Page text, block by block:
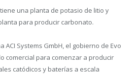
una planta de potasio de litio y
para producir carbonato.
ACI Systems GmbH, el gobierno de Evo
comercial para comenzar a producir
catódicos y baterías a escala